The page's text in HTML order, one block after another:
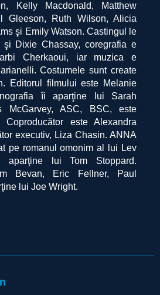
Kelly Macdonald, Matthew
Gleeson, Ruth Wilson, Alicia
şi Emily Watson. Castingul le
Dixie Chassay, coregrafia e
Cherkaoui, iar muzica e
Costumele sunt create
Editorul filmului este Melanie
îi aparţine lui Sarah
McGarvey, ASC, BSC, este
este Alexandra
executiv, Liza Chasin. ANNA
pe romanul omonim al lui Lev
aparţine lui Tom Stoppard.
Bevan, Eric Fellner, Paul
lui Joe Wright.